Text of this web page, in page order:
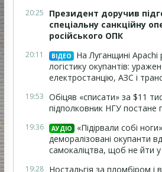
20:25
Президент доручив
спеціальну санкційну
російського ОПК
20:11 ВІДЕО
На Луганщині Apachi
логістику окупантів:
електростанцію, АЗС і
19:53 Обіцяв «списати» за $11
підполковник НГУ постане
19:36 АУДІО
«Підірвали собі
деморалізовані окупанти
самокаліцтва, щоб не йти
19:28 Ностальгія за пломбіром і